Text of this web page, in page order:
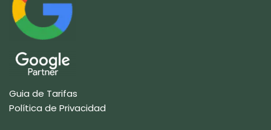
Guia de Tarifas
Política de Privacidad